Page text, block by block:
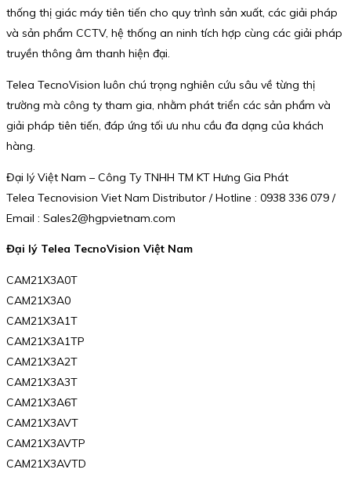
thống thị giác máy tiên tiến cho quy trình sản xuất, các giải pháp
và sản phẩm CCTV, hệ thống an ninh tích hợp cùng các giải pháp
truyền thông âm thanh hiện đại.
Telea TecnoVision luôn chú trọng nghiên cứu sâu về từng thị
trường mà công ty tham gia, nhằm phát triển các sản phẩm và
giải pháp tiên tiến, đáp ứng tối ưu nhu cầu đa dạng của khách
hàng.
Đại lý Việt Nam – Công Ty TNHH TM KT Hưng Gia Phát
Telea Tecnovision Viet Nam Distributor / Hotline : 0938 336 079 /
Email : Sales2@hgpvietnam.com
Đại lý Telea TecnoVision Việt Nam
CAM21X3A0T
CAM21X3A0
CAM21X3A1T
CAM21X3A1TP
CAM21X3A2T
CAM21X3A3T
CAM21X3A6T
CAM21X3AVT
CAM21X3AVTP
CAM21X3AVTD